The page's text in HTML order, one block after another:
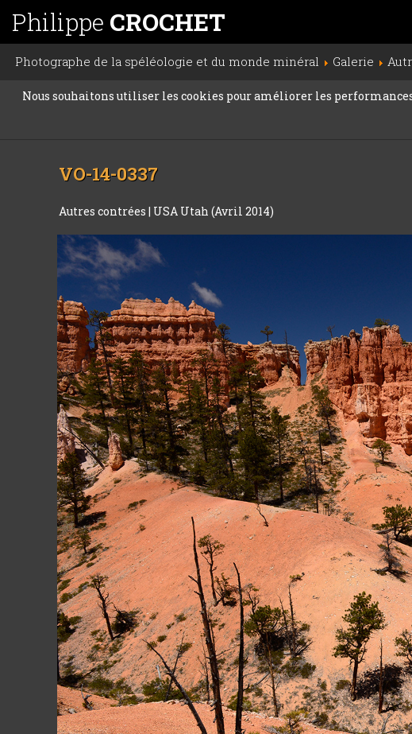
Philippe CROCHET
Photographe de la spéléologie et du monde minéral Galerie
Nous souhaitons utiliser les cookies pour améliorer les
VO-14-0337
Autres contrées| USA Utah (Avril 2014)